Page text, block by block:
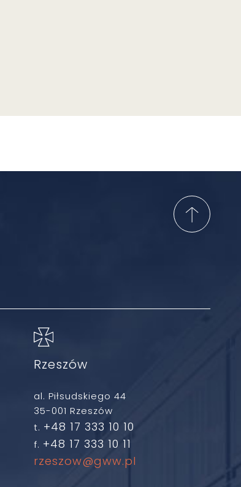
Rzeszów
al. Piłsudskiego 44
35-001 Rzeszów
t. +48 17 333 10 10
f. +48 17 333 10 11
rzeszow@gww.pl